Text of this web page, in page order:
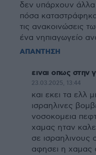
δεν υπάρχουν άλλα
πόσα
τις ανακοινώσεις
ένα νηπιαγωγείο
ΑΠΑΝΤΗΣΗ
ειναι οπως στην
23.03.2025, 13:44
και εκει τα ελλ
ισραηλινες
νοσοκομεια
χαμας ηταν
σε ισραηλινους
αφησει η χαμας